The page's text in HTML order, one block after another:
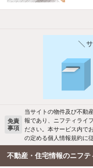
バス・トイレ別
洗濯機置場あり
エアコンあり
免責
事項
当サイトの物件及び不動
報であり、ニフティライ
ださい。本サービス内で
の定める個人情報規約に
不動産・住宅情報のニフテ